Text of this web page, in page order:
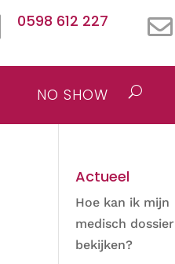
0598 612 227 
NO SHOW
Actueel
Hoe kan ik mijn
medisch dossier
bekijken?